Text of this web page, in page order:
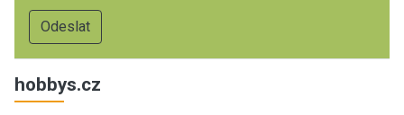
hobbys.cz